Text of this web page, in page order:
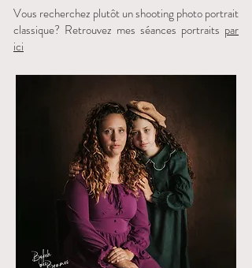
Vous recherchez plutôt un shooting photo portrait
classique? Retrouvez mes séances portraits par
ici